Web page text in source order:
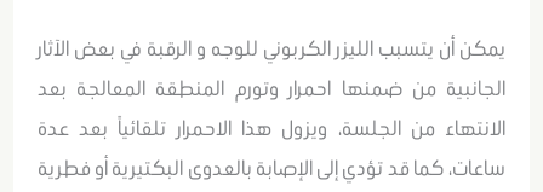
يمكن أن يتسبب الليزر الكربوني للوجه و الرقبة في بعض الآثار
الجانبية من ضمنها احمرار وتورم المنطقة المعالجة بعد
الانتهاء من الجلسة، ويزول هذا الاحمرار تلقائياً بعد عدة
ساعات، كما قد تؤدي إلى الإصابة بالعدوى البكتيرية أو فطرية